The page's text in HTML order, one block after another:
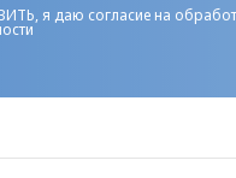
я даю согласие на